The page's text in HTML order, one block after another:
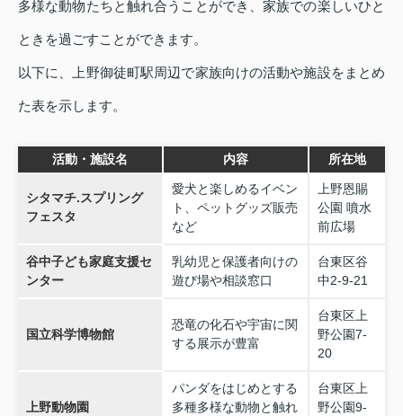
多様な動物たちと触れ合うことができ、家族での楽しいひと
ときを過ごすことができます。
以下に、上野御徒町駅周辺で家族向けの活動や施設をまとめ
た表を示します。
活動・施設名 内容 所在地
シタマチ.スプリング
フェスタ
愛犬と楽しめるイベン
ト、ペットグッズ販売
など
上野恩賜
公園 噴水
前広場
谷中子ども家庭支援セ
ンター
乳幼児と保護者向けの
遊び場や相談窓口
台東区谷
中2-9-21
国立科学博物館
恐竜の化石や宇宙に関
する展示が豊富
台東区上
野公園7-
20
上野動物園
パンダをはじめとする
多種多様な動物と触れ
台東区上
野公園9-